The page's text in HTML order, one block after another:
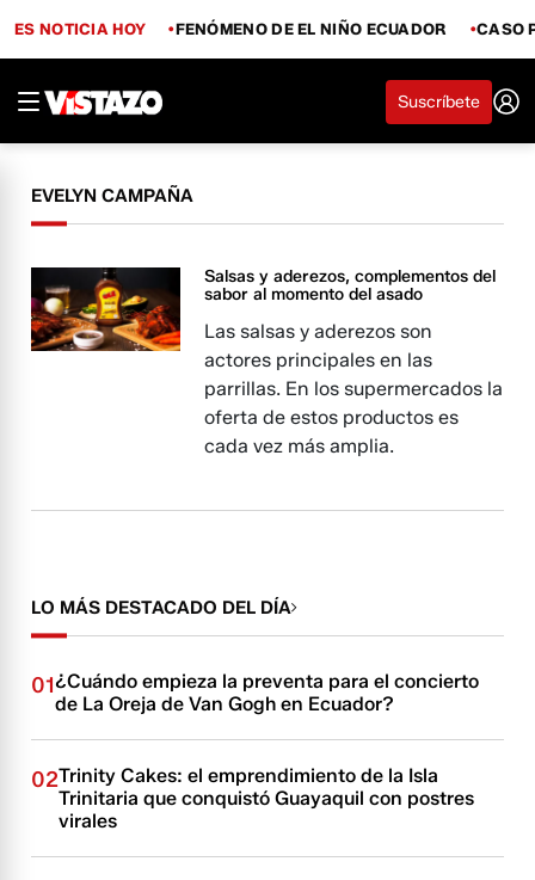
ES NOTICIA HOY FENÓMENO DE EL NIÑO ECUADOR CASO
Suscríbete
EVELYN CAMPAÑA
Salsas y aderezos, complementos del
sabor al momento del asado
Las salsas y aderezos son
actores principales en las
parrillas. En los supermercados la
oferta de estos productos es
cada vez más amplia.
LO MÁS DESTACADO DEL DÍA
01¿Cuándo empieza la preventa para el concierto
de La Oreja de Van Gogh en Ecuador?
02Trinity Cakes: el emprendimiento de la Isla
Trinitaria que conquistó Guayaquil con postres
virales